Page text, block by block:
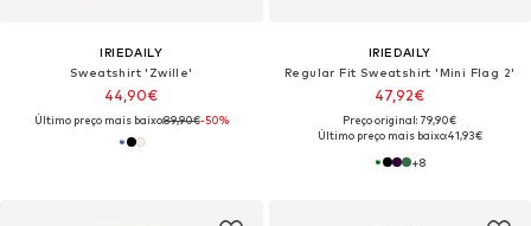
IRIEDAILY
Sweatshirt 'Zwille'
44,90€
Último preço mais baixo:89,90€-50%
IRIEDAILY
Regular Fit Sweatshirt 'Mini Flag 2'
47,92€
Preço original: 79,90€
Último preço mais baixo:41,93€
+8